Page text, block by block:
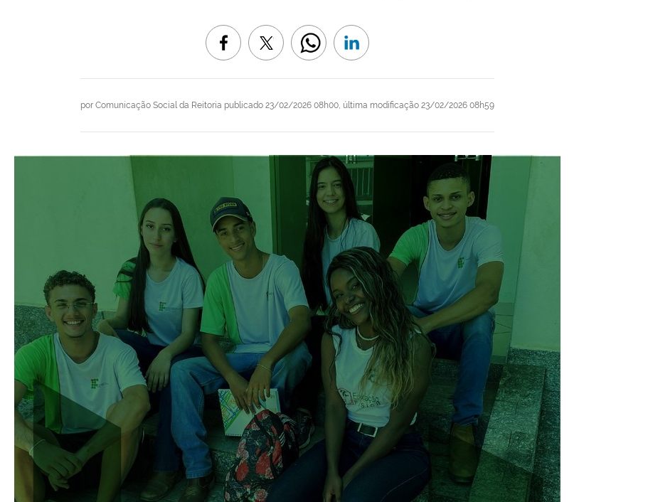
por Comunicação Social da Reitoria publicado 23/02/2026 08h00, última modificação 23/02/2026 08h59